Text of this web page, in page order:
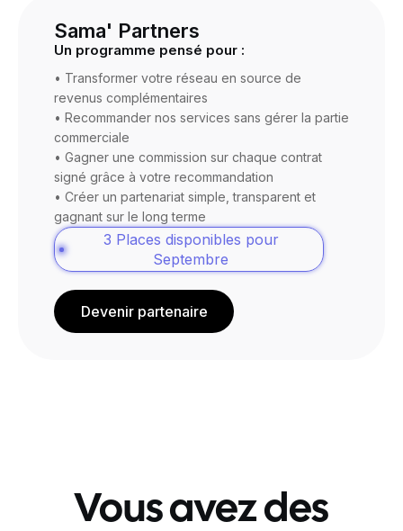
Sama' Partners
Un programme pensé pour :
• Transformer votre réseau en source de
revenus complémentaires
• Recommander nos services sans gérer la partie
commerciale
• Gagner une commission sur chaque contrat
signé grâce à votre recommandation
• Créer un partenariat simple, transparent et
gagnant sur le long terme
3 Places disponibles pour
Septembre
Devenir partenaire
Vous avez des